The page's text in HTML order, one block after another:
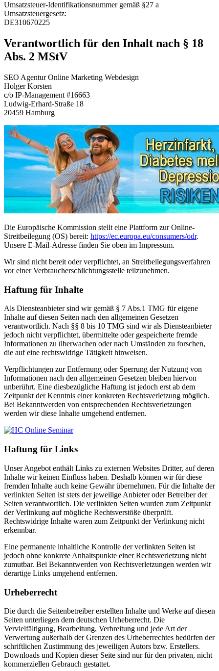
Umsatzsteuer-Identifikationsnummer gemäß §27 a
Umsatzsteuergesetz:
DE310670225
Verantwortlich für den Inhalt nach § 18
Abs. 2 MStV
SEO Agentur Online Marketing Webdesign
Holger Korsten
c/o IP-Management #16663
Ludwig-Erhard-Straße 18
20459 Hamburg
Die Europäische Kommission stellt eine Plattform zur Online-
Streitbeilegung (OS) bereit: https://ec.europa.eu/consumers/odr.
Unsere E-Mail-Adresse finden Sie oben im Impressum.
Wir sind nicht bereit oder verpflichtet, an Streitbeilegungsverfahren
vor einer Verbraucherschlichtungsstelle teilzunehmen.
Haftung für Inhalte
Als Diensteanbieter sind wir gemäß § 7 Abs.1 TMG für eigene
Inhalte auf diesen Seiten nach den allgemeinen Gesetzen
verantwortlich. Nach §§ 8 bis 10 TMG sind wir als Diensteanbieter
jedoch nicht verpflichtet, übermittelte oder gespeicherte fremde
Informationen zu überwachen oder nach Umständen zu forschen,
die auf eine rechtswidrige Tätigkeit hinweisen.
Verpflichtungen zur Entfernung oder Sperrung der Nutzung von
Informationen nach den allgemeinen Gesetzen bleiben hiervon
unberührt. Eine diesbezügliche Haftung ist jedoch erst ab dem
Zeitpunkt der Kenntnis einer konkreten Rechtsverletzung möglich.
Bei Bekanntwerden von entsprechenden Rechtsverletzungen
werden wir diese Inhalte umgehend entfernen.
Haftung für Links
Unser Angebot enthält Links zu externen Websites Dritter, auf deren
Inhalte wir keinen Einfluss haben. Deshalb können wir für diese
fremden Inhalte auch keine Gewähr übernehmen. Für die Inhalte der
verlinkten Seiten ist stets der jeweilige Anbieter oder Betreiber der
Seiten verantwortlich. Die verlinkten Seiten wurden zum Zeitpunkt
der Verlinkung auf mögliche Rechtsverstöße überprüft.
Rechtswidrige Inhalte waren zum Zeitpunkt der Verlinkung nicht
erkennbar.
Eine permanente inhaltliche Kontrolle der verlinkten Seiten ist
jedoch ohne konkrete Anhaltspunkte einer Rechtsverletzung nicht
zumutbar. Bei Bekanntwerden von Rechtsverletzungen werden wir
derartige Links umgehend entfernen.
Urheberrecht
Die durch die Seitenbetreiber erstellten Inhalte und Werke auf diesen
Seiten unterliegen dem deutschen Urheberrecht. Die
Vervielfältigung, Bearbeitung, Verbreitung und jede Art der
Verwertung außerhalb der Grenzen des Urheberrechtes bedürfen der
schriftlichen Zustimmung des jeweiligen Autors bzw. Erstellers.
Downloads und Kopien dieser Seite sind nur für den privaten, nicht
kommerziellen Gebrauch gestattet.